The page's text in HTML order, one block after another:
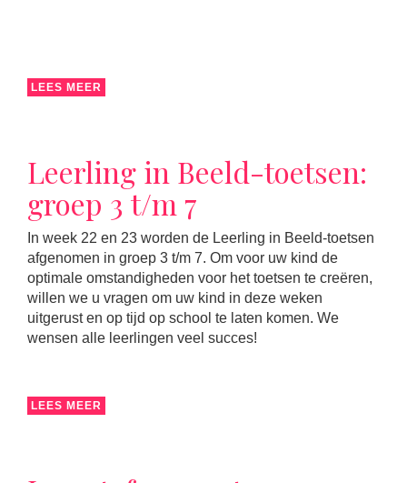
LEES MEER
Leerling in Beeld-toetsen:
groep 3 t/m 7
In week 22 en 23 worden de Leerling in Beeld-toetsen
afgenomen in groep 3 t/m 7. Om voor uw kind de
optimale omstandigheden voor het toetsen te creëren,
willen we u vragen om uw kind in deze weken
uitgerust en op tijd op school te laten komen. We
wensen alle leerlingen veel succes!
LEES MEER